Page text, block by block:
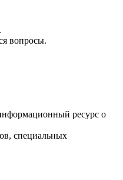
вопросы.
ресурс о
специальных